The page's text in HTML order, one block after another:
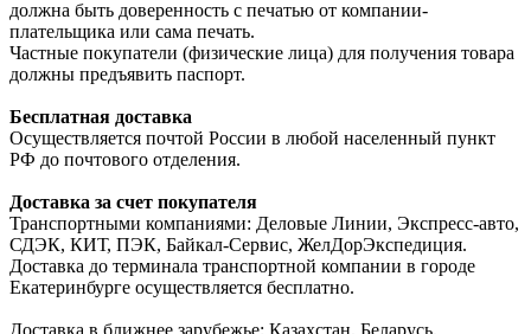
должна быть доверенность с печатью от компании-
плательщика или сама печать.
Частные покупатели (физические лица) для получения товара
должны предъявить паспорт.
Бесплатная доставка
Осуществляется почтой России в любой населенный пункт
РФ до почтового отделения.
Доставка за счет покупателя
Транспортными компаниями: Деловые Линии, Экспресс-авто,
СДЭК, КИТ, ПЭК, Байкал-Сервис, ЖелДорЭкспедиция.
Доставка до терминала транспортной компании в городе
Екатеринбурге осуществляется бесплатно.